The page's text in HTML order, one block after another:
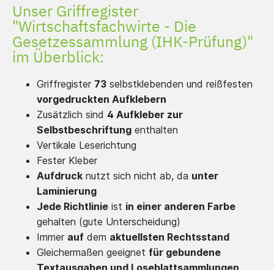
Unser Griffregister
"Wirtschaftsfachwirte - Die
Gesetzessammlung (IHK-Prüfung)"
im Überblick:
Griffregister 73 selbstklebenden und reißfesten
vorgedruckten Aufklebern
Zusätzlich sind 4 Aufkleber zur
Selbstbeschriftung enthalten
Vertikale Leserichtung
Fester Kleber
Aufdruck nutzt sich nicht ab, da unter
Laminierung
Jede Richtlinie ist in einer anderen Farbe
gehalten (gute Unterscheidung)
Immer auf dem aktuellsten Rechtsstand
Gleichermaßen geeignet für gebundene